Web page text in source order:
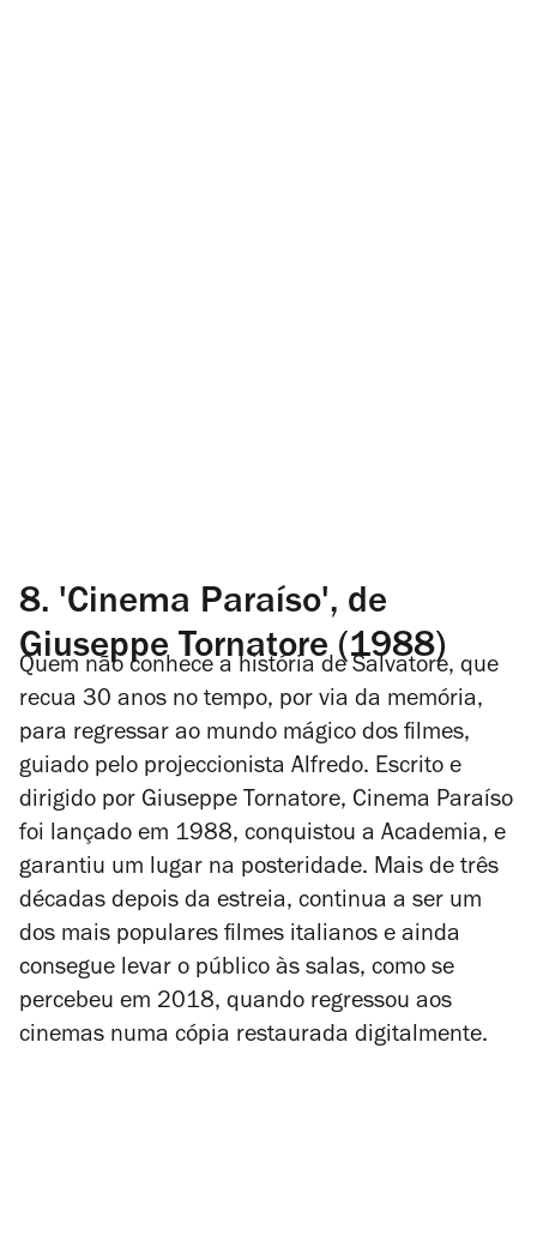
8. 'Cinema Paraíso', de
Giuseppe Tornatore (1988)
Quem não conhece a história de Salvatore, que
recua 30 anos no tempo, por via da memória,
para regressar ao mundo mágico dos filmes,
guiado pelo projeccionista Alfredo. Escrito e
dirigido por Giuseppe Tornatore, Cinema Paraíso
foi lançado em 1988, conquistou a Academia, e
garantiu um lugar na posteridade. Mais de três
décadas depois da estreia, continua a ser um
dos mais populares filmes italianos e ainda
consegue levar o público às salas, como se
percebeu em 2018, quando regressou aos
cinemas numa cópia restaurada digitalmente.